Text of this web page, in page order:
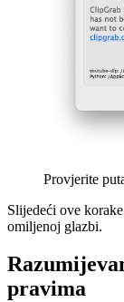
Provjerite
Slijedeći ove
omiljenoj glazbi.
pravima